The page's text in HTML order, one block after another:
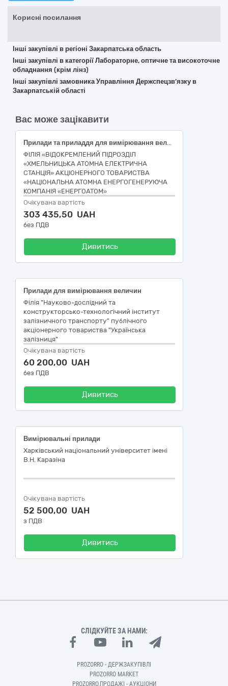
Корисні посилання
Інші закупівлі в регіоні Закарпатська область
Інші закупівлі в категорії Лабораторне, оптичне та високоточне
обладнання (крім лінз)
Інші закупівлі замовника Управління Держспецзв’язку в
Закарпатській області
Вас може зацікавити
Прилади та приладдя для вимірювання величин
ФІЛІЯ «ВІДОКРЕМЛЕНИЙ ПІДРОЗДІЛ
«ХМЕЛЬНИЦЬКА АТОМНА ЕЛЕКТРИЧНА
СТАНЦІЯ» АКЦІОНЕРНОГО ТОВАРИСТВА
«НАЦІОНАЛЬНА АТОМНА ЕНЕРГОГЕНЕРУЮЧА
КОМПАНІЯ «ЕНЕРГОАТОМ»
Очікувана вартість
303 435,50 UAH
без ПДВ
Дивитись
Прилади для вимірювання величин
Філія "Науково-дослідний та
конструкторсько-технологічний інститут
залізничного транспорту" публічного
акціонерного товариства "Українська
залізниця"
Очікувана вартість
60 200,00 UAH
без ПДВ
Дивитись
Вимірювальні прилади
Харківський національний університет імені
В.Н. Каразіна
Очікувана вартість
52 500,00 UAH
з ПДВ
Дивитись
СЛІДКУЙТЕ ЗА НАМИ:
PROZORRO - ДЕРЖЗАКУПІВЛІ
PROZORRO MARKET
PROZORRO.ПРОДАЖІ - АУКЦІОНИ